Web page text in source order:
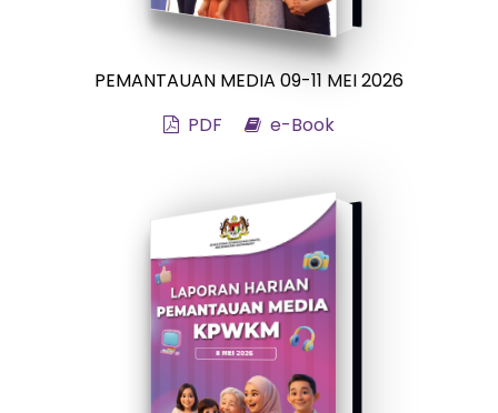
PEMANTAUAN MEDIA 09-11 MEI 2026
PDF
e-Book